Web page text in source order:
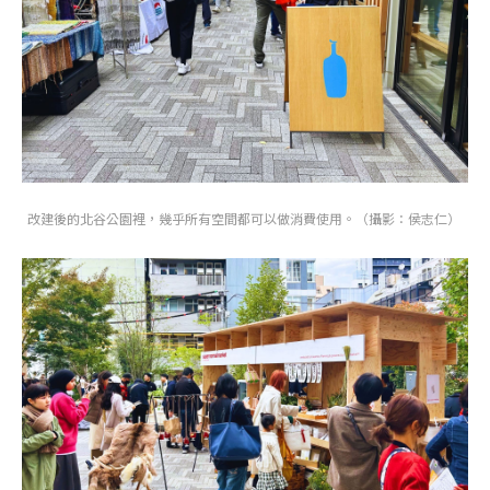
改建後的北谷公園裡，幾乎所有空間都可以做消費使用。（攝影：侯志仁）